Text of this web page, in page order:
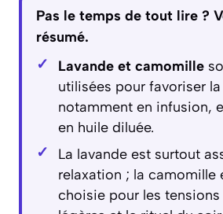
Pas le temps de tout lire ?
résumé.
Lavande et camomille
utilisées pour favoriser
notamment en infusion,
en huile diluée.
La lavande est surtout
relaxation ; la camomille
choisie pour les